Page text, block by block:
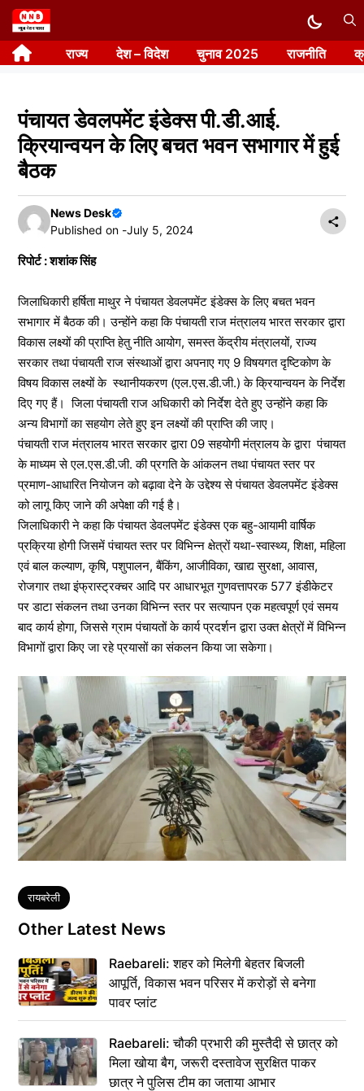
Skip
to
content राज्य देश – विदेश चुनाव 2025 राजनीति
पंचायत डेवलपमेंट इंडेक्स पी.डी.आई.
क्रियान्वयन के लिए बचत भवन सभागार में हुई
बैठक
News Desk
Published on -July 5, 2024
रिपोर्ट : शशांक सिंह
जिलाधिकारी हर्षिता माथुर ने पंचायत डेवलपमेंट इंडेक्स के लिए बचत भवन
सभागार में बैठक की। उन्होंने कहा कि पंचायती राज मंत्रालय भारत सरकार द्वारा
विकास लक्ष्यों की प्राप्ति हेतु नीति आयोग, समस्त केंद्रीय मंत्रालयों, राज्य
सरकार तथा पंचायती राज संस्थाओं द्वारा अपनाए गए 9 विषयगत दृष्टिकोण के
विषय विकास लक्ष्यों के स्थानीयकरण (एल.एस.डी.जी.) के क्रियान्वयन के निर्देश
दिए गए हैं। जिला पंचायती राज अधिकारी को निर्देश देते हुए उन्होंने कहा कि
अन्य विभागों का सहयोग लेते हुए इन लक्ष्यों की प्राप्ति की जाए।
पंचायती राज मंत्रालय भारत सरकार द्वारा 09 सहयोगी मंत्रालय के द्वारा पंचायत
के माध्यम से एल.एस.डी.जी. की प्रगति के आंकलन तथा पंचायत स्तर पर
प्रमाण-आधारित नियोजन को बढ़ावा देने के उद्देश्य से पंचायत डेवलपमेंट इंडेक्स
को लागू किए जाने की अपेक्षा की गई है।
जिलाधिकारी ने कहा कि पंचायत डेवलपमेंट इंडेक्स एक बहु-आयामी वार्षिक
प्रक्रिया होगी जिसमें पंचायत स्तर पर विभिन्न क्षेत्रों यथा-स्वास्थ्य, शिक्षा, महिला
एवं बाल कल्याण, कृषि, पशुपालन, बैंकिंग, आजीविका, खाद्य सुरक्षा, आवास,
रोजगार तथा इंफ्रास्ट्रक्चर आदि पर आधारभूत गुणवत्तापरक 577 इंडीकेटर
पर डाटा संकलन तथा उनका विभिन्न स्तर पर सत्यापन एक महत्वपूर्ण एवं समय
बाद कार्य होगा, जिससे ग्राम पंचायतों के कार्य प्रदर्शन द्वारा उक्त क्षेत्रों में विभिन्न
विभागों द्वारा किए जा रहे प्रयासों का संकलन किया जा सकेगा।
Tags
रायबरेली
Other Latest News
Raebareli: शहर को मिलेगी बेहतर बिजली
आपूर्ति, विकास भवन परिसर में करोड़ों से बनेगा
पावर प्लांट
Raebareli: चौकी प्रभारी की मुस्तैदी से छात्र को
मिला खोया बैग, जरूरी दस्तावेज सुरक्षित पाकर
छात्र ने पुलिस टीम का जताया आभार